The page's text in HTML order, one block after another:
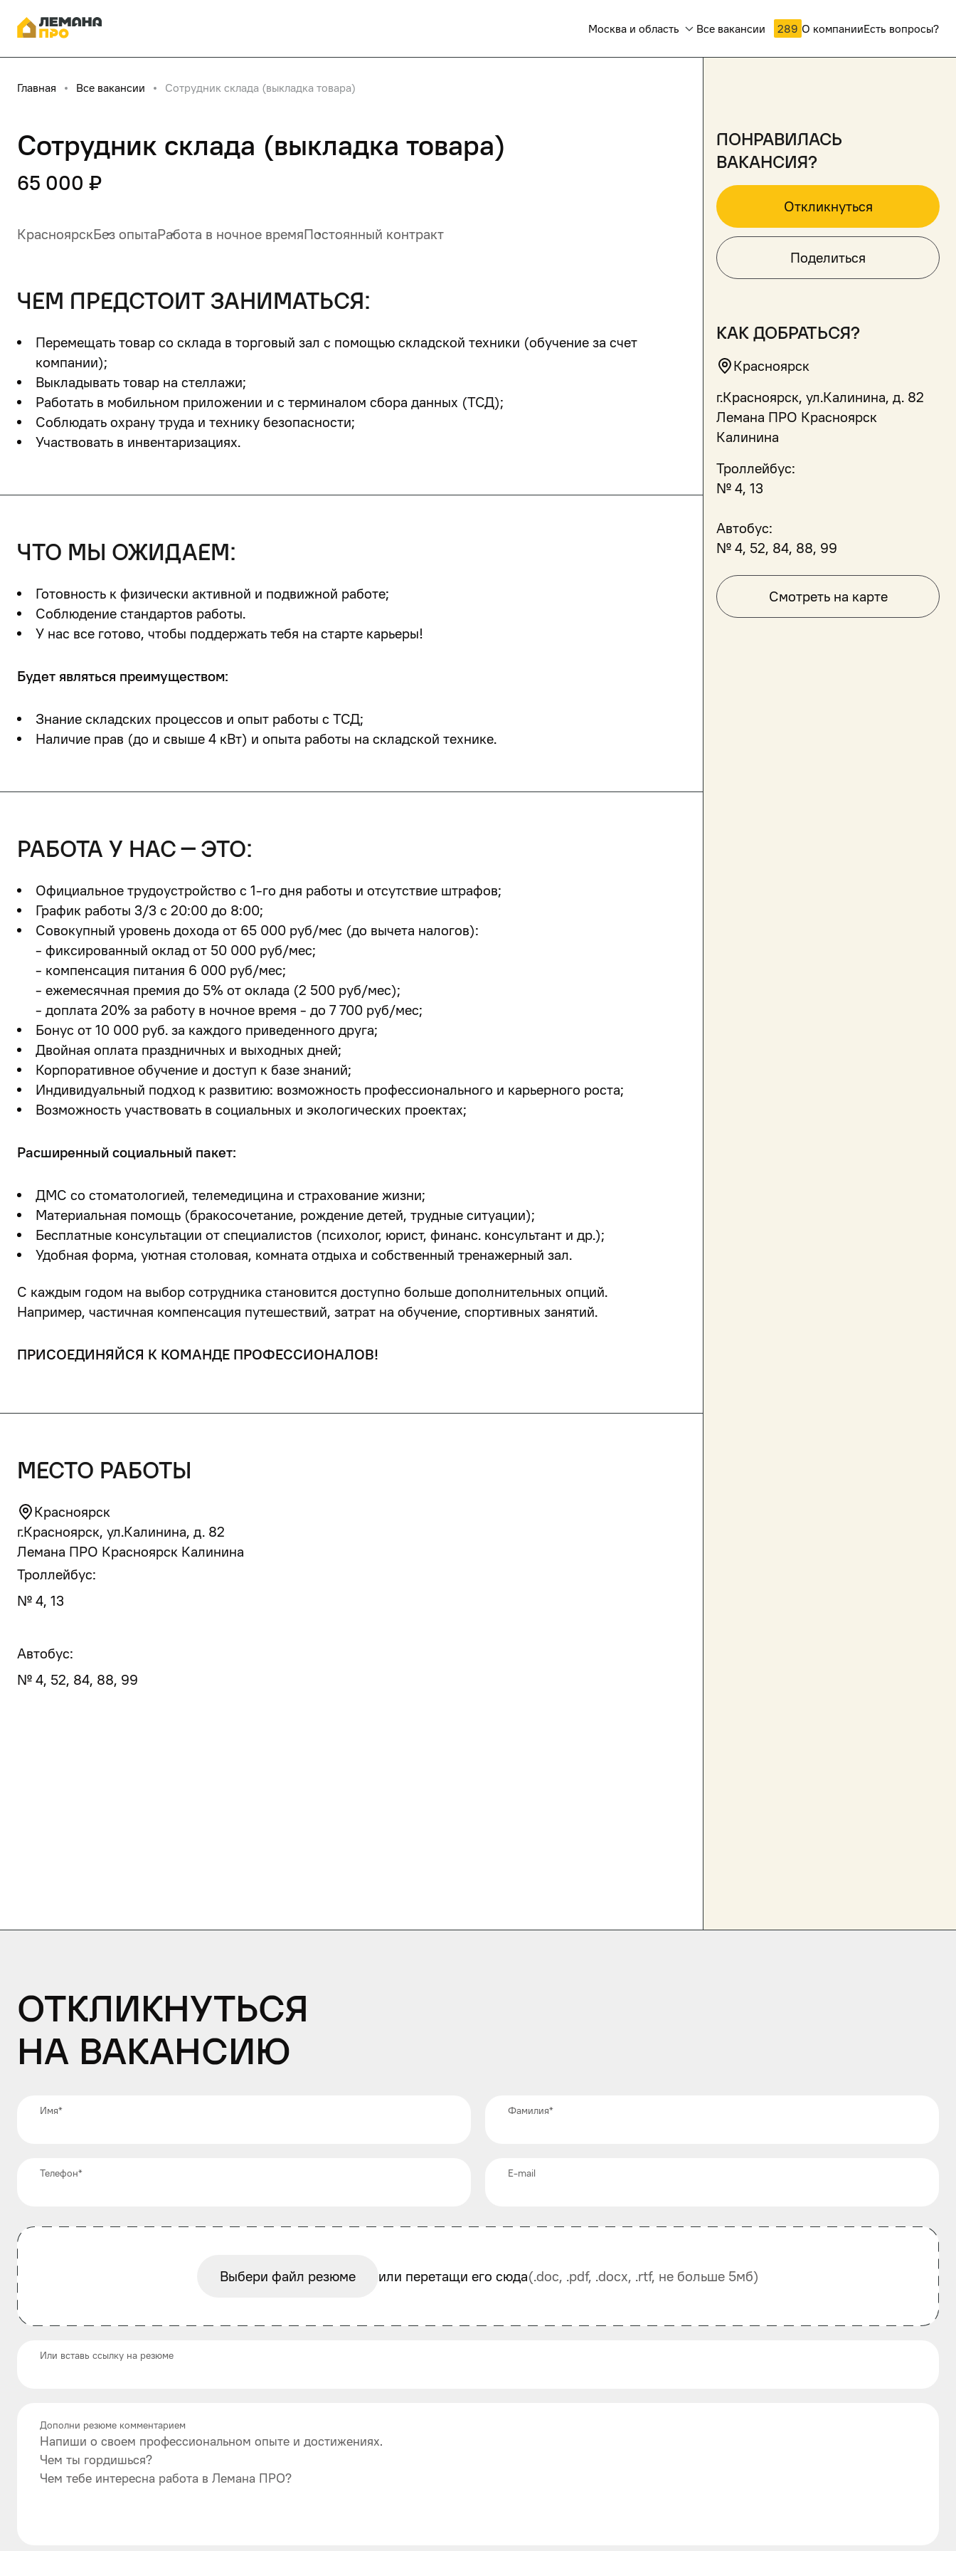
Москва и область Все вакансии 289 О компанииЕсть вопросы?
Главная Все вакансии Сотрудник склада (выкладка товара)
Сотрудник склада (выкладка товара)
65 000 ₽
КрасноярскБез опытаРабота в ночное времяПостоянный контракт
чем предстоит заниматься:
Перемещать товар со склада в торговый зал с помощью складской техники (обучение за счет
компании);
Выкладывать товар на стеллажи;
Работать в мобильном приложении и с терминалом сбора данных (ТСД);
Соблюдать охрану труда и технику безопасности;
Участвовать в инвентаризациях.
что мы ожидаем:
Готовность к физически активной и подвижной работе;
Соблюдение стандартов работы.
У нас все готово, чтобы поддержать тебя на старте карьеры!
Будет являться преимуществом:
Знание складских процессов и опыт работы с ТСД;
Наличие прав (до и свыше 4 кВт) и опыта работы на складской технике.
работа у нас – это:
Официальное трудоустройство с 1-го дня работы и отсутствие штрафов;
График работы 3/3 с 20:00 до 8:00;
Совокупный уровень дохода от 65 000 руб/мес (до вычета налогов):
- фиксированный оклад от 50 000 руб/мес;
- компенсация питания 6 000 руб/мес;
- ежемесячная премия до 5% от оклада (2 500 руб/мес);
- доплата 20% за работу в ночное время - до 7 700 руб/мес;
Бонус от 10 000 руб. за каждого приведенного друга;
Двойная оплата праздничных и выходных дней;
Корпоративное обучение и доступ к базе знаний;
Индивидуальный подход к развитию: возможность профессионального и карьерного роста;
Возможность участвовать в социальных и экологических проектах;
Расширенный социальный пакет:
ДМС со стоматологией, телемедицина и страхование жизни;
Материальная помощь (бракосочетание, рождение детей, трудные ситуации);
Бесплатные консультации от специалистов (психолог, юрист, финанс. консультант и др.);
Удобная форма, уютная столовая, комната отдыха и собственный тренажерный зал.
С каждым годом на выбор сотрудника становится доступно больше дополнительных опций.
Например, частичная компенсация путешествий, затрат на обучение, спортивных занятий.
ПРИСОЕДИНЯЙСЯ К КОМАНДЕ ПРОФЕССИОНАЛОВ!
место работы
Красноярск
г.Красноярск, ул.Калинина, д. 82
Лемана ПРО Красноярск Калинина
Троллейбус:
№ 4, 13
Автобус:
№ 4, 52, 84, 88, 99
понравилась
вакансия?
Откликнуться
Поделиться
как добраться?
Красноярск
г.Красноярск, ул.Калинина, д. 82
Лемана ПРО Красноярск
Калинина
Троллейбус:
№ 4, 13
Автобус:
№ 4, 52, 84, 88, 99
Смотреть на карте
Откликнуться
на вакансию
Имя* Фамилия*
Телефон* E-mail
Выбери файл резюме или перетащи его сюда(.doc, .pdf, .docx, .rtf, не больше 5мб)
Или вставь ссылку на резюме
Напиши о своем профессиональном опыте и достижениях.
Чем ты гордишься?
Чем тебе интересна работа в Лемана ПРО?
Дополни резюме комментарием